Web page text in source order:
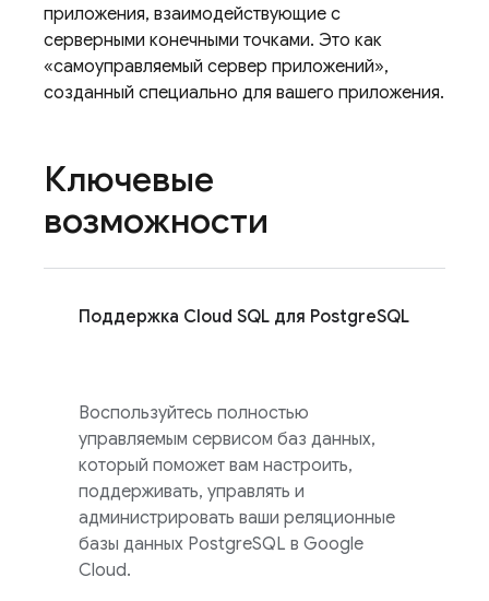
приложения, взаимодействующие с
серверными конечными точками. Это как
«самоуправляемый сервер приложений»,
созданный специально для вашего приложения.
Ключевые
возможности
Поддержка Cloud SQL для PostgreSQL
Воспользуйтесь полностью
управляемым сервисом баз данных,
который поможет вам настроить,
поддерживать, управлять и
администрировать ваши реляционные
базы данных PostgreSQL в Google
Cloud.